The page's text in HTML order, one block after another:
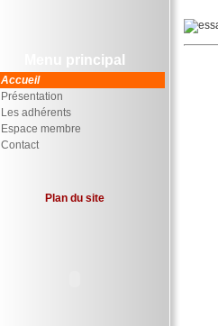
Menu principal
Accueil
Présentation
Les adhérents
Espace membre
Contact
Plan du site